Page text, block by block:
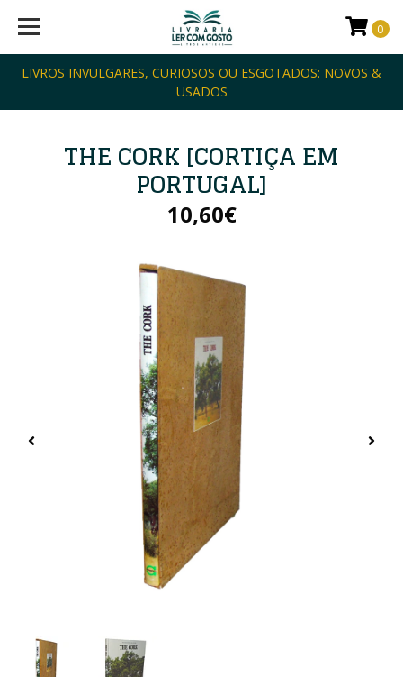
LIVROS INVULGARES, CURIOSOS OU ESGOTADOS: NOVOS &
USADOS
0
THE CORK [CORTIÇA EM
PORTUGAL]
10,60€